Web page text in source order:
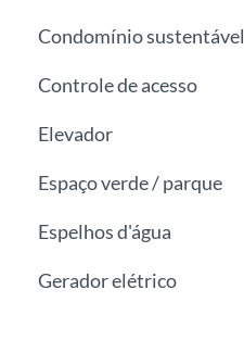
Condomínio sustentável
Controle de acesso
Elevador
Espaço verde / parque
Espelhos d'água
Gerador elétrico